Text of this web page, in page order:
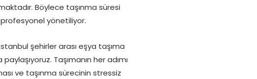
Böylece taşınma süresi
yönetiliyor.
şehirler arası eşya taşıma
Taşımanın her adımı
ve taşınma sürecinin stressiz